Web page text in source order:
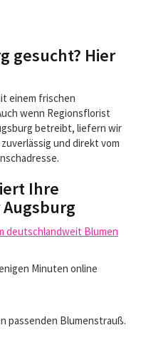
gesucht? Hier
einem frischen
wenn Regionsflorist
betreibt, liefern wir
und direkt vom
Ihre
deutschlandweit Blumen
Minuten online
passenden Blumenstrauß.